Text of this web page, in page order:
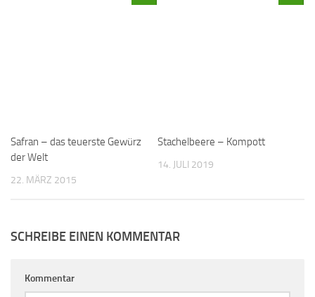
Safran – das teuerste Gewürz
der Welt
22. MÄRZ 2015
Stachelbeere – Kompott
14. JULI 2019
SCHREIBE EINEN KOMMENTAR
Kommentar